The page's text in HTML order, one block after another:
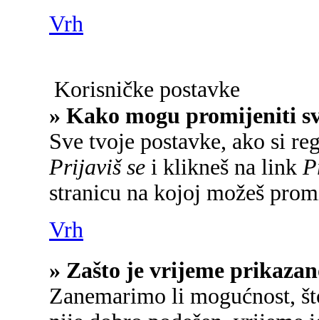
Vrh
Korisničke postavke
» Kako mogu promijeniti
Sve tvoje postavke, ako si
Prijaviš se i klikneš na link
stranicu na kojoj možeš
Vrh
» Zašto je vrijeme
Zanemarimo li mogućnost,